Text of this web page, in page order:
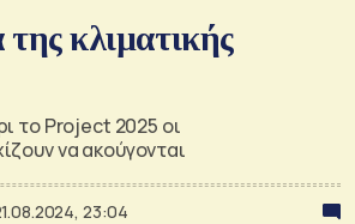
κλιματικής
το Project 2025 οι
να ακούγονται
23:04